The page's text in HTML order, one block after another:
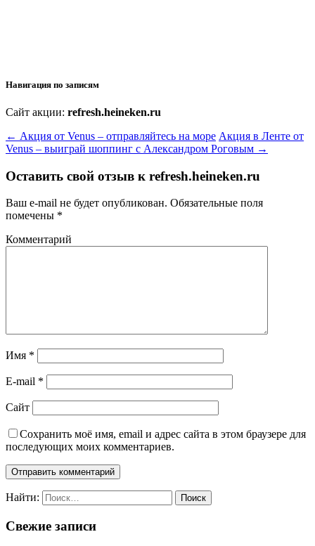
Навигация по записям
Сайт акции: refresh.heineken.ru
← Акция от Venus – отправляйтесь на море Акция в Ленте от
Venus – выиграй шоппинг с Александром Роговым →
Оставить свой отзыв к refresh.heineken.ru
Ваш e-mail не будет опубликован. Обязательные поля
помечены *
Комментарий
Имя *
E-mail *
Сайт
Сохранить моё имя, email и адрес сайта в этом браузере для
последующих моих комментариев.
Найти:
Свежие записи